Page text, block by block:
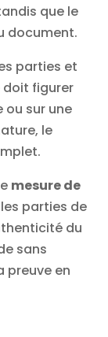
que le
document.
parties et
doit figurer
sur une
le
mesure de
parties de
du
sans
preuve en